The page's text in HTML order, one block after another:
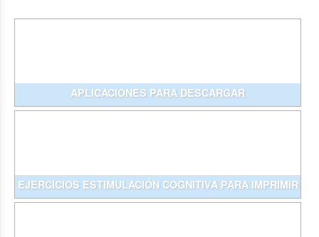
APLICACIONES PARA DESCARGAR
EJERCICIOS ESTIMULACIÓN COGNITIVA PARA IMPRIMIR